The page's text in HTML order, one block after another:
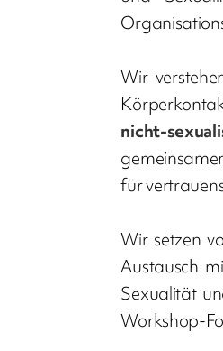
Wir
nicht-
für
Wir setzen
Austausch
Sexualität
Workshop-